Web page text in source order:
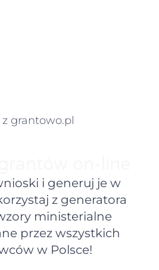
z grantowo.pl
i generuj je w
z generatora
ministerialne
przez wszystkich
w Polsce!